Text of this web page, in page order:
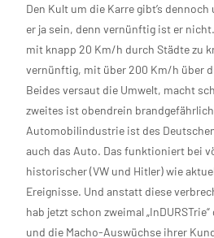
Den Kult um die Karre gibt’s
er ja sein, denn vernünftig ist er
mit knapp 20 Km/h durch Städte zu
vernünftig, mit über 200 Km/h über
Beides versaut die Umwelt, macht
zweites ist obendrein
Automobilindustrie ist des
auch das Auto. Das funktioniert bei
historischer (VW und Hitler) wie
Ereignisse. Und anstatt diese
hab jetzt schon zweimal
und die Macho-Auswüchse ihrer